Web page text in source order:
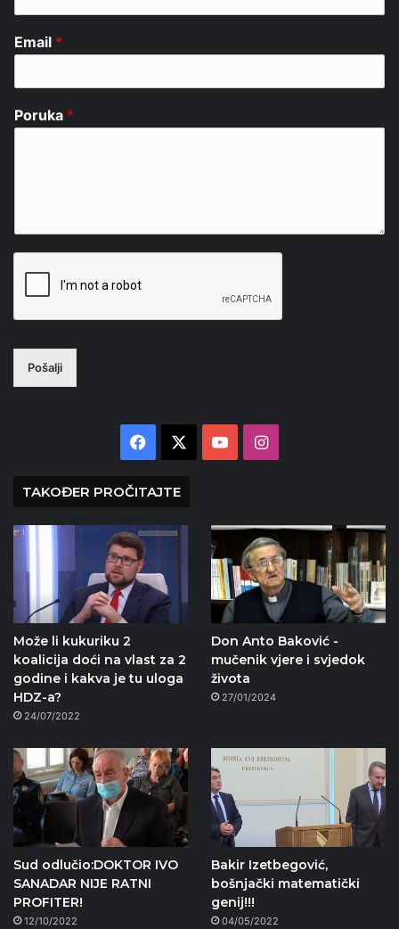
Email *
Poruka *
Pošalji
Facebook YouTubeInstagram
TAKOĐER PROČITAJTE
Može li kukuriku 2
koalicija doći na vlast za 2
godine i kakva je tu uloga
HDZ-a?
24/07/2022
Don Anto Baković -
mučenik vjere i svjedok
života
27/01/2024
Sud odlučio:DOKTOR IVO
SANADAR NIJE RATNI
PROFITER!
12/10/2022
Bakir Izetbegović,
bošnjački matematički
genij!!!
04/05/2022